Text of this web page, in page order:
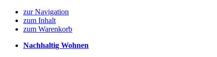
zur Navigation
zum Inhalt
zum Warenkorb
Nachhaltig Wohnen